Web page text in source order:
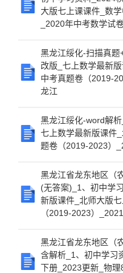
大版七上课课件_数
_2020年中考数学试
黑龙江绥化-扫描真
改版_七上数学最新
中考真题卷（2019-
龙江
黑龙江绥化-word解
七上数学最新版课件
题卷（2019-2023）
黑龙江省龙东地区（
(无答案)_1、初中学
新版课件_北师大版
（2019-2023）
黑龙江省龙东地区（
含解析_1、初中学习
下册_2023更新_物理